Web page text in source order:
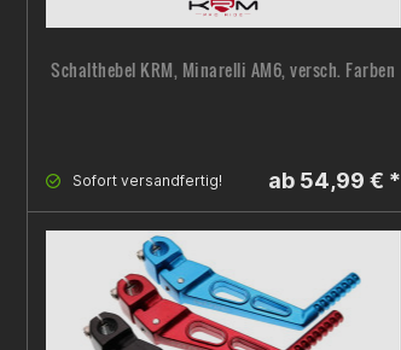
Schalthebel KRM, Minarelli AM6, versch. Farben
Sofort versandfertig! ab 54,99 € *